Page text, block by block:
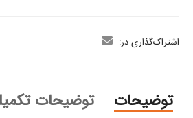
اشتراک‌گذاری در:
توضیحات توضیحات